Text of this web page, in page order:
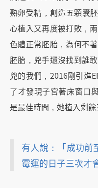
熟卵受精，創造五顆囊
心植入又再度被打敗，
色體正常胚胎，為何不
胚胎，兇手還沒找到誰
兇的我們，2016剛引進
了才發現子宮著床窗口
是最佳時間，她植入剩
有人說：「成功前
霉運的日子三次才